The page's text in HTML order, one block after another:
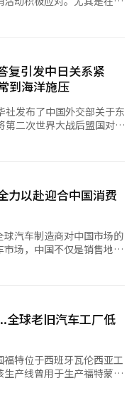
税，围绕贸易盈亏争斗，
展开更深层次的竞争。表
至华尔街金融公司都在
。美国在设计、软件和先
对而言，中国则凭借庞
础加快追赶步伐。中国地
金，同时积极进行半导体
海、深圳等地已经聚集了
体的竞争不仅仅是产业竞
和半导体供应链。最终，
“谁能掌握更多运算能力
此而剧烈动荡。如果美中
合作与交易，全球半导体
突再次升级，供应链的分
会分裂为以美国为中心的
的困境则更加深重。韩国
时在美国安全同盟与中国
的生产基地和市场。 最
要在AI时代成为核心技术
展在AI半导体设计、软
力。同时，也需要具备不
感性。 2026年北京会谈
线已从关税转向AI与半导
经人工智能（AI）系统
受到的物价负担较轻，因
，网红美妆体验、社交媒
旅游负责人
旅游需求的代表性目的
而是进入了按地区与年龄
升长白山、张家界等传统
、青岛、上海等新兴城市
竞争力。
华消息具有重要象征意
术资本与中国制造能力之
。台湾军方在距离中国大
并首次进行了美国制造
与美国的军事合作关系，
上的一张简单牌”。金门
台湾炮火交锋的最前线。
，美国制造的武器开火，
引美国，而台湾则通过安
次峰会的本质。美中关系
与中国的生产体系是无法
五个。首先是AI与半导体
起，尤其是通过对高性能
AI军事化速度。然而，美
、高通、苹果等公司对中
芯片自给自足，但仍未完
此次会议上可能会讨论有
贸易与汇率问题。美国对
能性。实际上，双方都面
是不可避免的。第三是台
。中国认为“一个中国”原
同时增强台湾的防御能
中心外交风格。他倾向于
，有人担心台湾问题可能
筹码。第四是中东问题。
化迹象加剧，如何降低燃
Mode Tour）同比增长
龙头哈拿多乐（Hana
目的地来看，
旅游表示，7月至8月中国
日本、越南等短途旅游目
显示中长线旅游需求仍在
国、日本等短线市场，暑
月燃油附加费大幅上调，
加费却升至历史最高水
等级——第33级。这也是
适用第33级，较上月的第
燃油附加费，已从3月的
的10.2万韩元，增幅超过
品，正受到消费者关注。
及信用卡优惠等促销活
特惠产品，即不反
出“价格锁定”专题活动，
产品。 Kyowon
使后续燃油附加费上
复引发中日关系紧
到海洋施压
社发布了中国外交部关于东
第二次世界大战后盟国对日
发表讲话的举动却显得格
去六个月中逐步改变对日
湾发生类似情况时可能会
队可以行使集体自卫权。
只是对现有法律的解释，
湾问题被视为习近平政权
的可能性本身就被视为对
了召见驻华日本大使等报
月末流下泪水，感到沮
生院学习法学，但因去年
考虑”为由取消了她的留
承诺书，但学校依然毫无
新学期时有近60名学生前
年钓鱼岛事件时也未曾
时，留学项目依然没有停
力以赴迎合中国消费
汽车制造商对中国市场的
场，中国不仅是销售地，
竞争的中心。全球企业正
好也在迅速上升。 根
CTR联合发布的《2025
均年龄为30.5岁，远低于
平均年龄远低于欧洲和美
日产全球设计
国市场在颜色和材料的表
中国市场设计的电动
全球老旧汽车工厂低
特位于西班牙瓦伦西亚工
产线曾用于生产福特蒙迪
，目前已停止运作。吉利